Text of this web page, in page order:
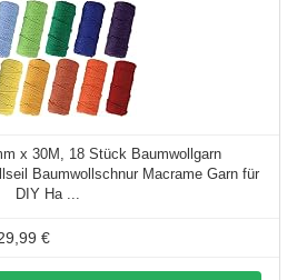
x 30M, 18 Stück Baumwollgarn
Baumwollschnur Macrame Garn für
DIY Ha ...
€